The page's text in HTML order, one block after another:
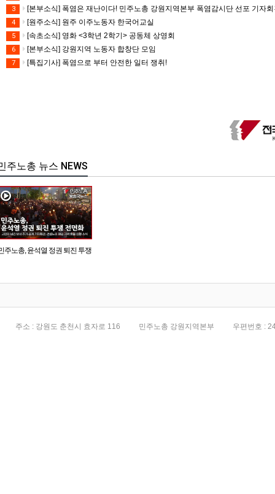
3 [본부소식] 폭염은 재난이다! 민주노총 강원지역본부 폭염감시단 선포 기자
4 [원주소식] 원주 이주노동자 한국어교실
5 [속초소식] 영화 <3학년 2학기> 공동체 상영회
6 [본부소식] 강원지역 노동자 합창단 모임
7 [특집기사] 폭염으로 부터 안전한 일터 쟁취!
주노총 뉴스 NEWS
주노총, 윤석열 정권 퇴진 투쟁
주소 : 강원도 춘천시 효자로 116 민주노총 강원지역본부 우편번호 :